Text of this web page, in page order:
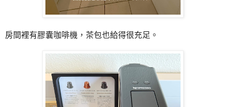
房間裡有膠囊咖啡機，茶包也給得很充足。